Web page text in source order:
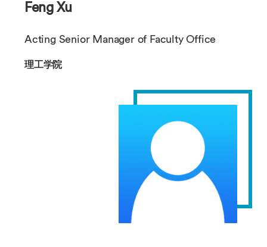
Feng Xu
Acting Senior Manager of Faculty Office
理工学院